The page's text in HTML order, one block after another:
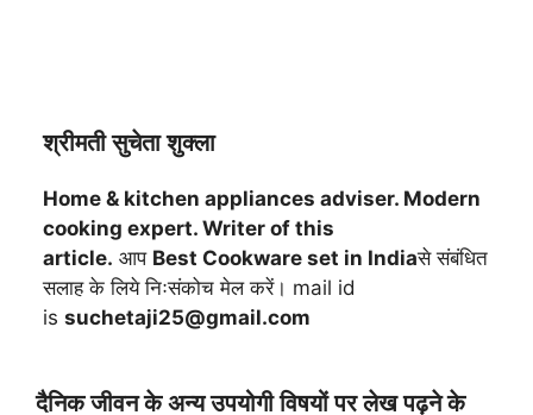
श्रीमती सुचेता शुक्ला
Home & kitchen appliances adviser. Modern
cooking expert. Writer of this
article. आप Best Cookware set in Indiaसे संबंधित
सलाह के लिये निःसंकोच मेल करें। mail id
is suchetaji25@gmail.com
दैनिक जीवन के अन्य उपयोगी विषयों पर लेख पढ़ने के